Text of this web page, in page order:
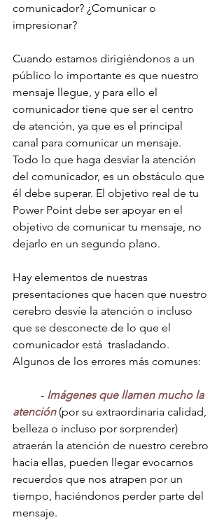
comunicador? ¿Comunicar o
impresionar?
Cuando estamos dirigiéndonos a un
público lo importante es que nuestro
mensaje llegue, y para ello el
comunicador tiene que ser el centro
de atención, ya que es el principal
canal para comunicar un mensaje.
Todo lo que haga desviar la atención
del comunicador, es un obstáculo que
él debe superar. El objetivo real de tu
Power Point debe ser apoyar en el
objetivo de comunicar tu mensaje, no
dejarlo en un segundo plano.
Hay elementos de nuestras
presentaciones que hacen que nuestro
cerebro desvíe la atención o incluso
que se desconecte de lo que el
comunicador está  trasladando.
Algunos de los errores más comunes:
	-
Imágenes que llamen mucho la
atención (por su extraordinaria calidad,
belleza o incluso por sorprender)
atraerán la atención de nuestro cerebro
hacia ellas, pueden llegar evocarnos
recuerdos que nos atrapen por un
tiempo, haciéndonos perder parte del
mensaje.